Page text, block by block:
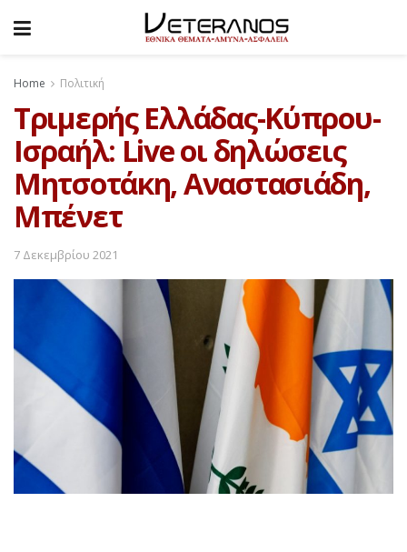
Home Πολιτική
Τριμερής Ελλάδας-Κύπρου-
Ισραήλ: Live οι δηλώσεις
Μητσοτάκη, Αναστασιάδη,
Μπένετ
7 Δεκεμβρίου 2021